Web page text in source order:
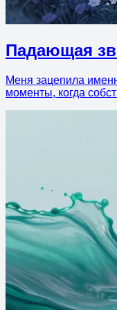
Падающая
Меня зацепила
моменты, когда